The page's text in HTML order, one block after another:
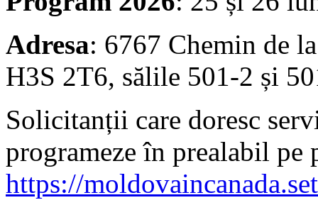
Adresa: 6767 Chemin de
H3S 2T6, sălile 501-2 și
Solicitanții care doresc
programeze în prealabil pe
https://